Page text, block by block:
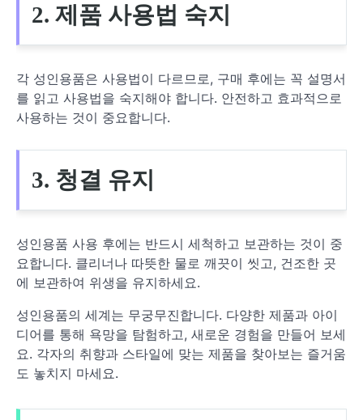
2. 제품 사용법 숙지
각 성인용품은 사용법이 다르므로, 구매 후에는 꼭 설명서
를 읽고 사용법을 숙지해야 합니다. 안전하고 효과적으로
사용하는 것이 중요합니다.
3. 청결 유지
성인용품 사용 후에는 반드시 세척하고 보관하는 것이 중
요합니다. 클리너나 따뜻한 물로 깨끗이 씻고, 건조한 곳
에 보관하여 위생을 유지하세요.
성인용품의 세계는 무궁무진합니다. 다양한 제품과 아이
디어를 통해 욕망을 탐험하고, 새로운 경험을 만들어 보세
요. 각자의 취향과 스타일에 맞는 제품을 찾아보는 즐거움
도 놓치지 마세요.